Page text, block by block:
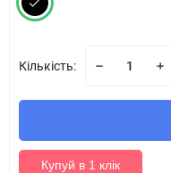
Кількість:
Купуй в 1 клік